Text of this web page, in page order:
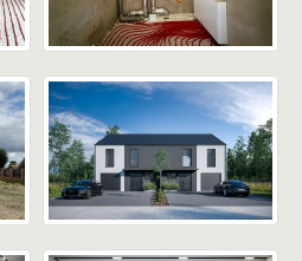
i funkcjonalny układ